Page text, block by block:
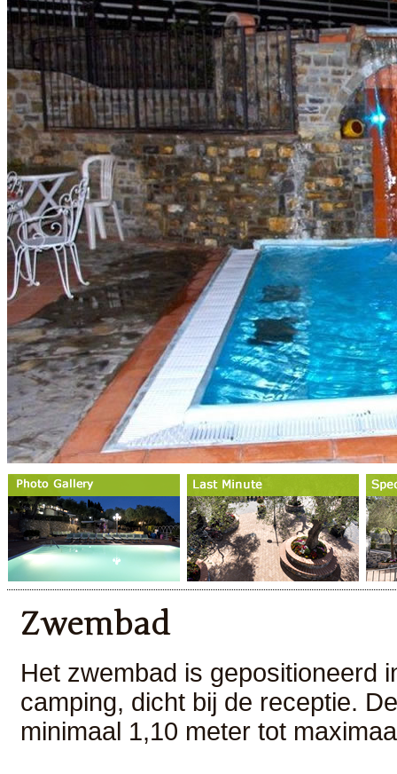
Zwembad
Het zwembad is gepositioneerd
camping, dicht bij de receptie.
minimaal 1,10 meter tot